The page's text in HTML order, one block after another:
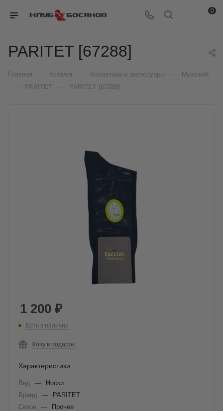
0
PARITET [67288]
Главная Каталог Косметика и аксессуары Мужской
PARITET PARITET [67288]
1 200 ₽
Есть в наличии
Хочу в подарок
Характеристики
Вид —
Носки
Бренд
—
PARITET
Сезон
—
Прочее